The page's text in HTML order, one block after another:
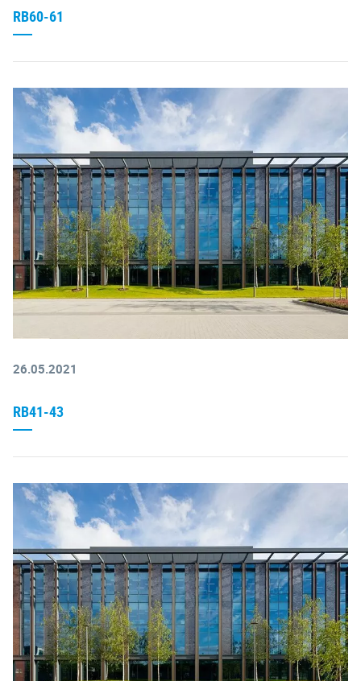
RB60-61
26.05.2021
RB41-43